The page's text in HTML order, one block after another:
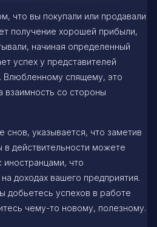
что вы покупали или продавали
получение хорошей прибыли,
начиная определенный
успех у представителей
Влюбленному спящему, это
взаимность со стороны
снов, указывается, что заметив
в действительности можете
иностранцами, что
доходах вашего предприятия.
добьетесь успехов в работе
чему-то новому, полезному.